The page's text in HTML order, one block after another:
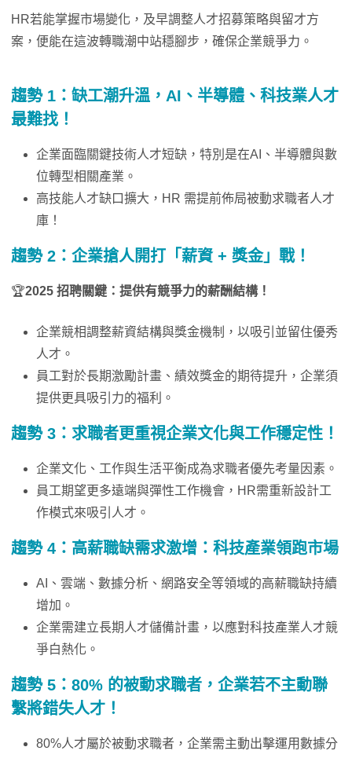
HR若能掌握市場變化，及早調整人才招募策略與留才方
案，便能在這波轉職潮中站穩腳步，確保企業競爭力。
趨勢 1：缺工潮升溫 ，AI、半導體、科技業人才
最難找！
企業面臨關鍵技術人才短缺，特別是在AI、半導體與數
位轉型相關產業。
高技能人才缺口擴大，HR 需提前佈局被動求職者人才
庫！
趨勢 2：企業搶人開打「薪資 + 獎金」戰！
🏆2025 招聘關鍵：提供有競爭力的薪酬結構！
企業競相調整薪資結構與獎金機制，以吸引並留住優秀
人才。
員工對於長期激勵計畫、績效獎金的期待提升，企業須
提供更具吸引力的福利。
趨勢 3：求職者更重視企業文化與工作穩定性！
企業文化、工作與生活平衡成為求職者優先考量因素。
員工期望更多遠端與彈性工作機會，HR需重新設計工
作模式來吸引人才。
趨勢 4：高薪職缺需求激增：科技產業領跑市場
AI、雲端、數據分析、網路安全等領域的高薪職缺持續
增加。
企業需建立長期人才儲備計畫，以應對科技產業人才競
爭白熱化。
趨勢 5：80% 的被動求職者，企業若不主動聯
繫將錯失人才！
80%人才屬於被動求職者，企業需主動出擊運用數據分